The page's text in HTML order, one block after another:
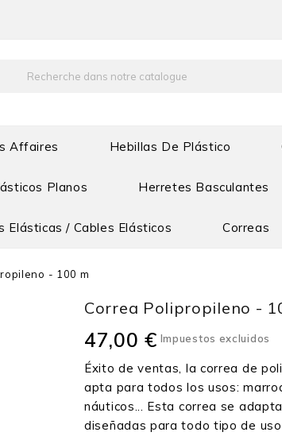
Affaires Hebillas De Plástico
Planos Herretes Basculantes
Elásticas / Cables Elásticos Correas
- 100 m
Correa Polipropileno -
47,00 € Impuestos excluidos
Éxito de ventas, la correa de
apta para todos los usos:
náuticos... Esta correa se
diseñadas para todo tipo de